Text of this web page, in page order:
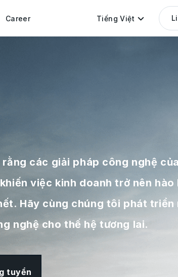
Career Tiếng Việt
các giải pháp công nghệ của
việc kinh doanh trở nên hào
Hãy cùng chúng tôi phát triển
nghệ cho thế hệ tương lai.
tuyển